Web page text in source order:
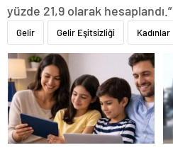
yüzde 21,9 olarak hesaplandı.”
Gelir Gelir Eşitsizliği Kadınlar